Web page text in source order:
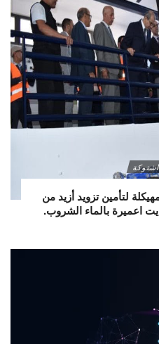
لتأمين تزويد أزيد من